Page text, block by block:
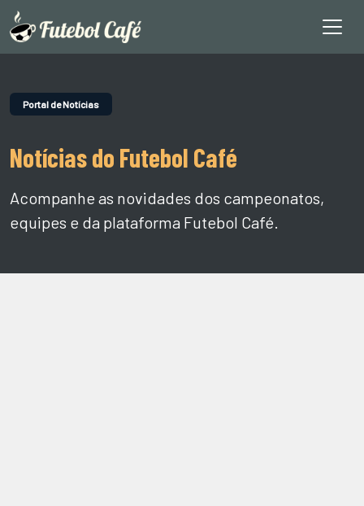
Portal de Notícias
Notícias do Futebol Café
Acompanhe as novidades dos campeonatos,
equipes e da plataforma Futebol Café.